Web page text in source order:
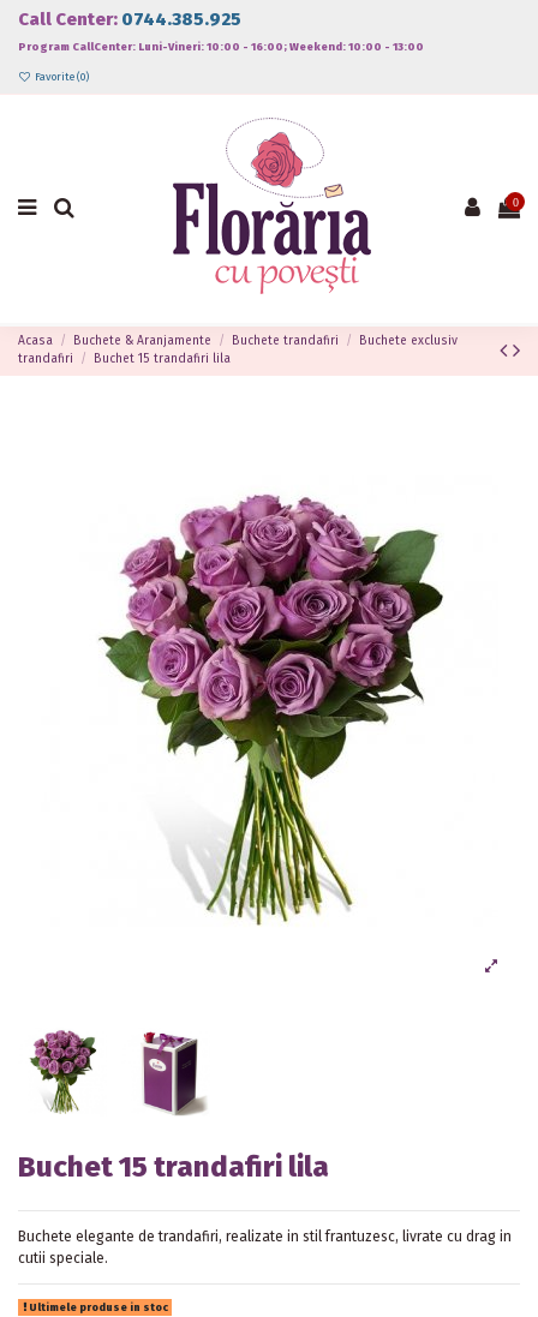
Call Center: 0744.385.925
Program CallCenter: Luni-Vineri: 10:00 - 16:00; Weekend: 10:00 - 13:00
Favorite (0)
0
Acasa Buchete & Aranjamente Buchete trandafiri
Buchete exclusiv
trandafiri
Buchet 15 trandafiri lila
Buchet 15 trandafiri lila
Buchete elegante de trandafiri, realizate in stil frantuzesc, livrate cu drag in
cutii speciale.
Ultimele produse in stoc